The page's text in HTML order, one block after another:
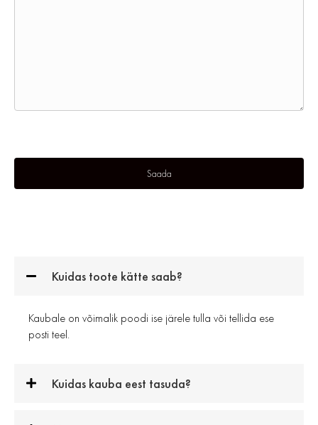
Kuidas toote kätte saab?
Kaubale on võimalik poodi ise järele tulla või tellida ese
posti teel.
Kuidas kauba eest tasuda?